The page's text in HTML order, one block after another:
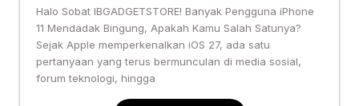
Halo Sobat IBGADGETSTORE! Banyak Pengguna iPhone
11 Mendadak Bingung, Apakah Kamu Salah Satunya?
Sejak Apple memperkenalkan iOS 27, ada satu
pertanyaan yang terus bermunculan di media sosial,
forum teknologi, hingga